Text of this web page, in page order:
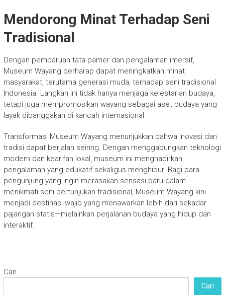
Mendorong Minat Terhadap Seni
Tradisional
Dengan pembaruan tata pamer dan pengalaman imersif,
Museum Wayang berharap dapat meningkatkan minat
masyarakat, terutama generasi muda, terhadap seni tradisional
Indonesia. Langkah ini tidak hanya menjaga kelestarian budaya,
tetapi juga mempromosikan wayang sebagai aset budaya yang
layak dibanggakan di kancah internasional.
Transformasi Museum Wayang menunjukkan bahwa inovasi dan
tradisi dapat berjalan seiring. Dengan menggabungkan teknologi
modern dan kearifan lokal, museum ini menghadirkan
pengalaman yang edukatif sekaligus menghibur. Bagi para
pengunjung yang ingin merasakan sensasi baru dalam
menikmati seni pertunjukan tradisional, Museum Wayang kini
menjadi destinasi wajib yang menawarkan lebih dari sekadar
pajangan statis—melainkan perjalanan budaya yang hidup dan
interaktif.
Cari
Cari